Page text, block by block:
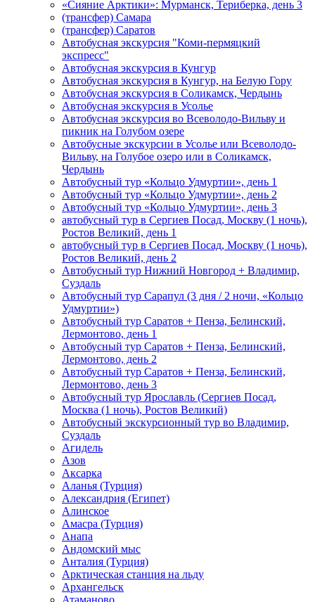
«Сияние Арктики»: Мурманск, Териберка, день 3
(трансфер) Самара
(трансфер) Саратов
Автобусная экскурсия "Коми-пермяцкий
экспресс"
Автобусная экскурсия в Кунгур
Автобусная экскурсия в Кунгур, на Белую Гору
Автобусная экскурсия в Соликамск, Чердынь
Автобусная экскурсия в Усолье
Автобусная экскурсия во Всеволодо-Вильву и
пикник на Голубом озере
Автобусные экскурсии в Усолье или Всеволодо-
Вильву, на Голубое озеро или в Соликамск,
Чердынь
Автобусный тур «Кольцо Удмуртии», день 1
Автобусный тур «Кольцо Удмуртии», день 2
Автобусный тур «Кольцо Удмуртии», день 3
автобусный тур в Сергиев Посад, Москву (1 ночь),
Ростов Великий, день 1
автобусный тур в Сергиев Посад, Москву (1 ночь),
Ростов Великий, день 2
Автобусный тур Нижний Новгород + Владимир,
Суздаль
Автобусный тур Сарапул (3 дня / 2 ночи, «Кольцо
Удмуртии»)
Автобусный тур Саратов + Пенза, Белинский,
Лермонтово, день 1
Автобусный тур Саратов + Пенза, Белинский,
Лермонтово, день 2
Автобусный тур Саратов + Пенза, Белинский,
Лермонтово, день 3
Автобусный тур Ярославль (Сергиев Посад,
Москва (1 ночь), Ростов Великий)
Автобусный экскурсионный тур во Владимир,
Суздаль
Агидель
Азов
Аксарка
Аланья (Турция)
Александрия (Египет)
Алинское
Амасра (Турция)
Анапа
Андомский мыс
Анталия (Турция)
Арктическая станция на льду
Архангельск
Атаманово